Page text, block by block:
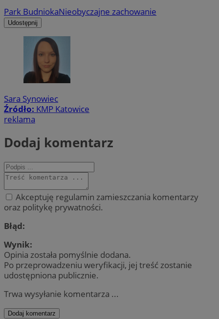
Park BudniokaNieobyczajne zachowanie
Udostępnij
Sara Synowiec
Źródło: KMP Katowice
reklama
Dodaj komentarz
Akceptuję regulamin zamieszczania komentarzy
oraz politykę prywatności.
Błąd:
Wynik:
Opinia została pomyślnie dodana.
Po przeprowadzeniu weryfikacji, jej treść zostanie
udostępniona publicznie.
Trwa wysyłanie komentarza ...
Dodaj komentarz